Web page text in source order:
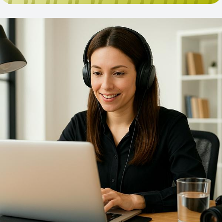
interpretare i cambiamenti e di accompagnare la
libera professione nelle sfide del futuro. Ricerca,
rappresentanza e proposta continueranno a costituire
i tre pilastri dell'azione della Fondazione, con
l'obiettivo di offrire alle istituzioni analisi fondate sui
dati e ai professionisti strumenti concreti per
affrontare l'evoluzione del settore. Il Presidente Felice
De Luca e la Vicepresidente Bruna Gozzi illustrano
obiettivi, strategie e priorità del nuovo mandato
nell'intervista pubblicata da Il Giornale
dell'Architettura. Leggi l’intervista completa